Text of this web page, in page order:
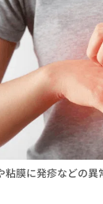
膜に発疹などの異